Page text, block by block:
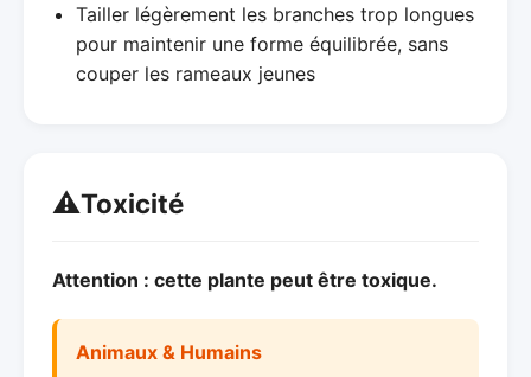
Tailler légèrement les branches trop longues
pour maintenir une forme équilibrée, sans
couper les rameaux jeunes
⚠️Toxicité
Attention : cette plante peut être toxique.
Animaux & Humains